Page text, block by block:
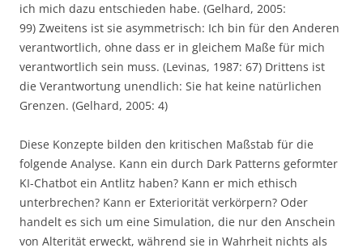
ich mich dazu entschieden habe. (Gelhard, 2005:
99) Zweitens ist sie asymmetrisch: Ich bin für den Anderen
verantwortlich, ohne dass er in gleichem Maße für mich
verantwortlich sein muss. (Levinas, 1987: 67) Drittens ist
die Verantwortung unendlich: Sie hat keine natürlichen
Grenzen. (Gelhard, 2005: 4)
Diese Konzepte bilden den kritischen Maßstab für die
folgende Analyse. Kann ein durch Dark Patterns geformter
KI-Chatbot ein Antlitz haben? Kann er mich ethisch
unterbrechen? Kann er Exteriorität verkörpern? Oder
handelt es sich um eine Simulation, die nur den Anschein
von Alterität erweckt, während sie in Wahrheit nichts als